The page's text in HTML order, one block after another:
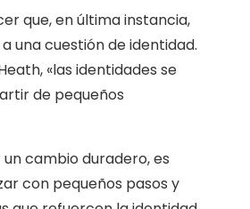
que, en última instancia,
una cuestión de identidad.
«las identidades se
de pequeños
cambio duradero, es
con pequeños pasos y